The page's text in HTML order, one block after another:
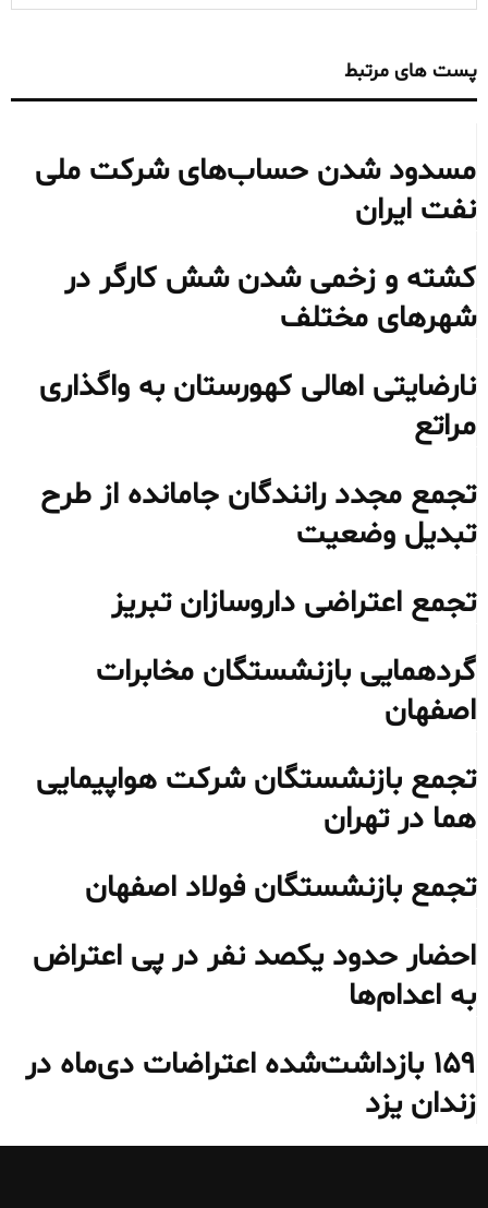
پست های مرتبط
مسدود شدن حساب‌های شرکت ملی
نفت ایران
کشته و زخمی شدن شش کارگر در
شهرهای مختلف
نارضایتی اهالی کهورستان به واگذاری
مراتع
تجمع مجدد رانندگان جامانده از طرح
تبدیل وضعیت
تجمع اعتراضی داروسازان تبریز
گردهمایی بازنشستگان مخابرات
اصفهان
تجمع بازنشستگان شرکت هواپیمایی
هما در تهران
تجمع بازنشستگان فولاد اصفهان
احضار حدود یکصد نفر در پی اعتراض
به اعدام‌ها
۱۵۹ بازداشت‌شده اعتراضات دی‌ماه در
زندان یزد